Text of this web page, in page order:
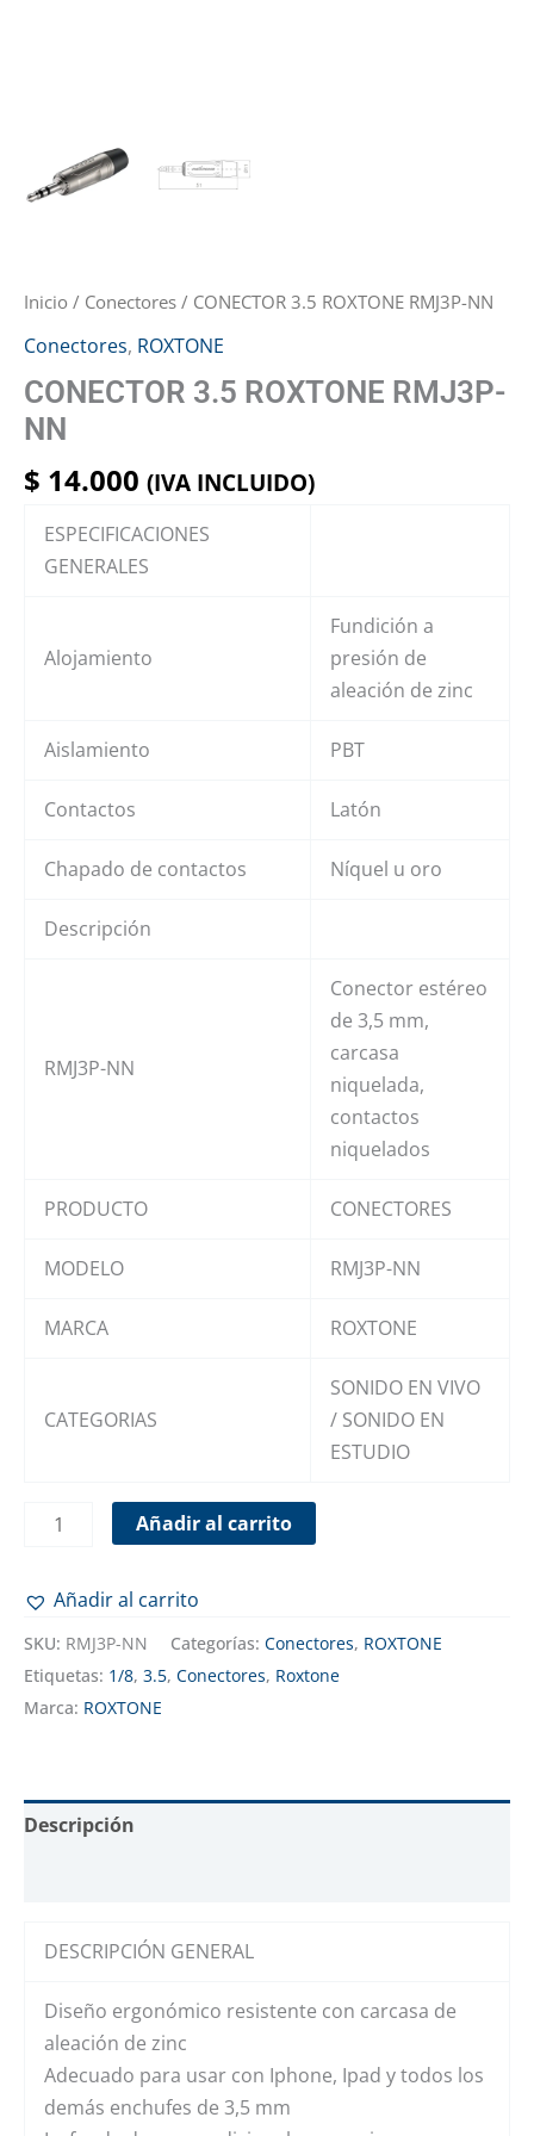
Inicio / Conectores / CONECTOR 3.5 ROXTONE RMJ3P-NN
Conectores, ROXTONE
CONECTOR 3.5 ROXTONE RMJ3P-
NN
$ 14.000 (IVA INCLUIDO)
ESPECIFICACIONES
GENERALES
Alojamiento
Fundición a
presión de
aleación de zinc
Aislamiento PBT
Contactos Latón
Chapado de contactos Níquel u oro
Descripción
RMJ3P-NN
Conector estéreo
de 3,5 mm,
carcasa
niquelada,
contactos
niquelados
PRODUCTO CONECTORES
MODELO RMJ3P-NN
MARCA ROXTONE
CATEGORIAS
SONIDO EN VIVO
/ SONIDO EN
ESTUDIO
Añadir al carrito
Añadir al carrito
SKU: RMJ3P-NN Categorías: Conectores, ROXTONE
Etiquetas: 1/8, 3.5, Conectores, Roxtone
Marca: ROXTONE
Descripción
DESCRIPCIÓN GENERAL
Diseño ergonómico resistente con carcasa de
aleación de zinc
Adecuado para usar con Iphone, Ipad y todos los
demás enchufes de 3,5 mm